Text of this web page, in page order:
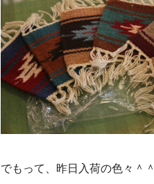
でもって、昨日入荷の色々＾＾